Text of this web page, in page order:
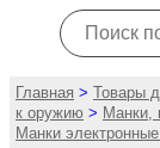
Главная > Товары
к оружию > Манки,
Манки